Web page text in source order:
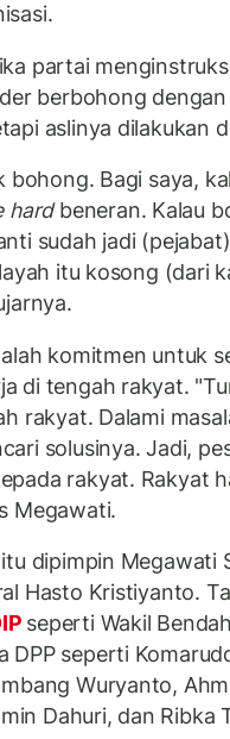
partai
berbohong
aslinya dilakukan
bohong. Bagi saya,
hardbeneran. Kalau
sudah jadi
itu kosong (dari
komitmen untuk
di tengah rakyat.
rakyat. Dalami
solusinya. Jadi,
rakyat. Rakyat
Megawati.
dipimpin Megawati
Hasto Kristiyanto.
seperti Wakil
DPP seperti
Wuryanto,
Dahuri, dan Ribka